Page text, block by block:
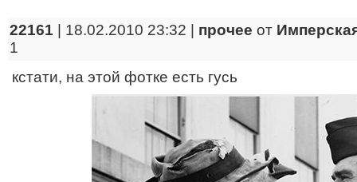
22161 | 18.02.2010 23:32 | прочее от
1
кстати, на этой фотке есть гусь